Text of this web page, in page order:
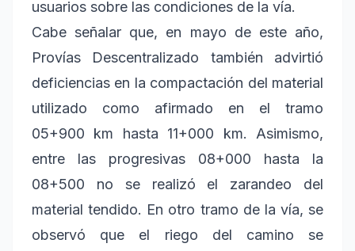
usuarios sobre las condiciones de la vía.
Cabe señalar que, en mayo de este año,
Provías Descentralizado también advirtió
deficiencias en la compactación del material
utilizado como afirmado en el tramo
05+900 km hasta 11+000 km. Asimismo,
entre las progresivas 08+000 hasta la
08+500 no se realizó el zarandeo del
material tendido. En otro tramo de la vía, se
observó que el riego del camino se